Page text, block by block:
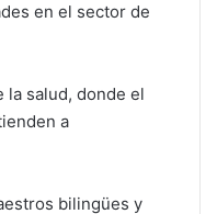
en el sector de
la salud, donde el
a
bilingües y